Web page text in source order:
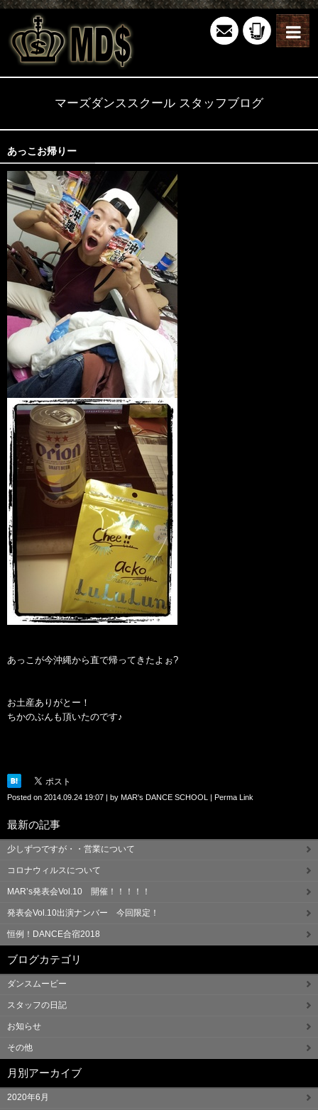
マーズダンススクール スタッフブログ
あっこお帰りー
あっこが今沖縄から直で帰ってきたよぉ?
お土産ありがとー！
ちかのぶんも頂いたのです♪
Posted on 2014.09.24 19:07 by MAR's DANCE SCHOOL Perma Link
最新の記事
少しずつですが・・営業について
コロナウィルスについて
MAR’s発表会Vol.10 開催！！！！！
発表会Vol.10出演ナンバー 今回限定！
恒例！DANCE合宿2018
ブログカテゴリ
ダンスムービー
スタッフの日記
お知らせ
その他
月別アーカイブ
2020年6月